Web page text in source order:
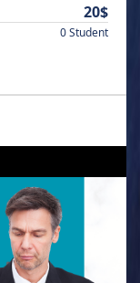
20$
0 Student